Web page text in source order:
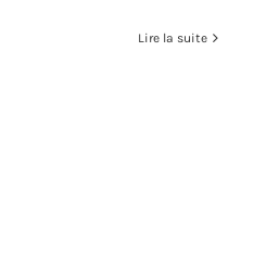
Lire la suite